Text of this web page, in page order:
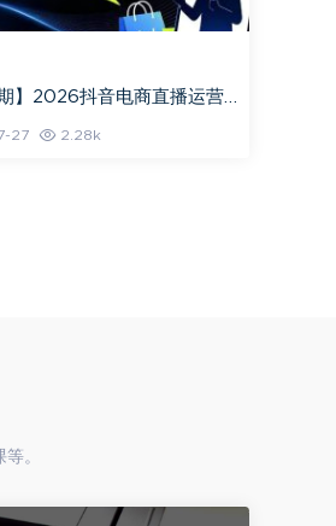
】2026抖音电商直播运营
27 2.28k
。